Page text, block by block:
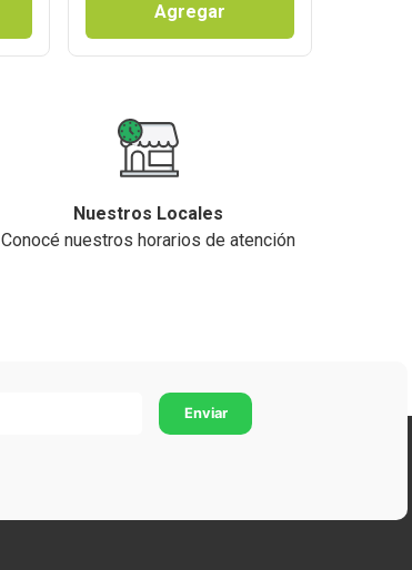
Agregar
Nuestros Locales
Conocé nuestros horarios de atención